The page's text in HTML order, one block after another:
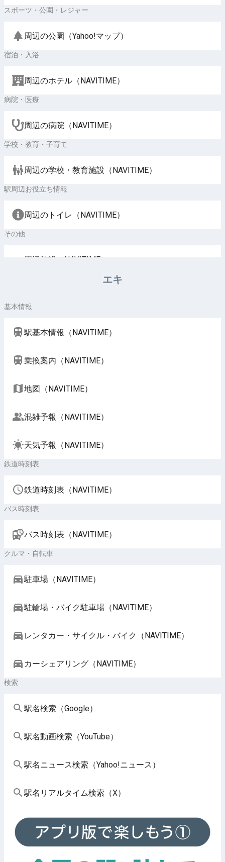
スポーツ・公園・レジャー
周辺の公園（Yahoo!マップ）
宿泊・入浴
周辺のホテル（NAVITIME）
病院・医療
周辺の病院（NAVITIME）
学校・教育・子育て
周辺の学校・教育施設（NAVITIME）
駅周辺お役立ち情報
周辺のトイレ（NAVITIME）
その他
周辺施設（NAVITIME）
エキ
基本情報
駅基本情報（NAVITIME）
乗換案内（NAVITIME）
地図（NAVITIME）
混雑予報（NAVITIME）
天気予報（NAVITIME）
鉄道時刻表
鉄道時刻表（NAVITIME）
バス時刻表
バス時刻表（NAVITIME）
クルマ・自転車
駐車場（NAVITIME）
駐輪場・バイク駐車場（NAVITIME）
レンタカー・サイクル・バイク（NAVITIME）
カーシェアリング（NAVITIME）
検索
駅名検索（Google）
駅名動画検索（YouTube）
駅名ニュース検索（Yahoo!ニュース）
駅名リアルタイム検索（X）